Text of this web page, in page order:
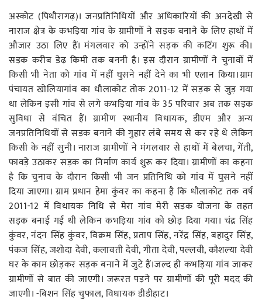
अस्कोट (पिथौरागढ़)। जनप्रतिनिधियों और अधिकारियों की अनदेखी से
नाराज क्षेत्र के कभड़िया गांव के ग्रामीणों ने सड़क बनाने के लिए हाथों में
औजार उठा लिए हैं। मंगलवार को उन्होंने सड़क की कटिंग शुरू की।
सड़क करीब डेढ़ किमी तक बननी है। इस दौरान ग्रामीणों ने चुनावों में
किसी भी नेता को गांव में नहीं घुसने नहीं देने का भी एलान किया।ग्राम
पंचायत खोलियागांव का धौलाकोट तोक 2011-12 में सड़क से जुड़ गया
था लेकिन इसी गांव से लगे कभड़िया गांव के 35 परिवार अब तक सड़क
सुविधा से वंचित हैं। ग्रामीण स्थानीय विधायक, डीएम और अन्य
जनप्रतिनिधियों से सड़क बनाने की गुहार लंबे समय से कर रहे थे लेकिन
किसी के नहीं सुनी। नाराज ग्रामीणों ने मंगलवार से हाथों में बेलचा, गेंती,
फावड़े उठाकर सड़क का निर्माण कार्य शुरू कर दिया। ग्रामीणों का कहना
है कि चुनाव के दौरान किसी भी जन प्रतिनिधि को गांव में घुसने नहीं
दिया जाएगा। ग्राम प्रधान हेमा कुंवर का कहना है कि धौलाकोट तक वर्ष
2011-12 में विधायक निधि से मेरा गांव मेरी सड़क योजना के तहत
सड़क बनाई गई थी लेकिन कभड़िया गांव को छोड़ दिया गया। चंद्र सिंह
कुंवर, नंदन सिंह कुंवर, विक्रम सिंह, प्रताप सिंह, नरेंद्र सिंह, बहादुर सिंह,
पंकज सिंह, जशोदा देवी, कलावती देवी, गीता देवी, पल्लवी, कौशल्या देवी
घर के काम छोड़कर सड़क बनाने में जुटे हैं।जल्द ही कभड़िया गांव जाकर
ग्रामीणों से बात की जाएगी। जरूरत पड़ने पर ग्रामीणों की पूरी मदद की
जाएगी। -बिशन सिंह चुफाल, विधायक डीडीहाट।